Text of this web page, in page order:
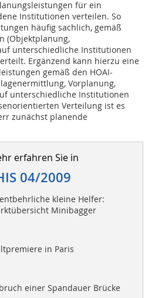
für ein
Institutionen verteilen. So
häufig sachlich, gemäß
(Objektplanung,
unterschiedliche Institutionen
Ergänzend kann hierzu eine
gemäß den HOAI-
Vorplanung,
unterschiedliche Institutionen
Verteilung ist es
zunächst planende
erfahren Sie in
04/2009
kleine Helfer:
Minibagger
in Paris
einer Spandauer Brücke